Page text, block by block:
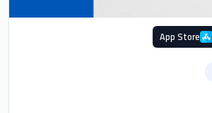
App Store